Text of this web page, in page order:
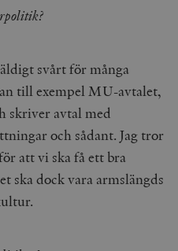
svårt för många
till exempel MU-avtalet,
skriver avtal med
och sådant. Jag tror
att vi ska få ett bra
dock vara armslängds